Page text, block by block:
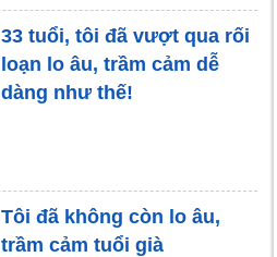
33 tuổi, tôi đã vượt qua rối
loạn lo âu, trầm cảm dễ
dàng như thế!
Tôi đã không còn lo âu,
trầm cảm tuổi già